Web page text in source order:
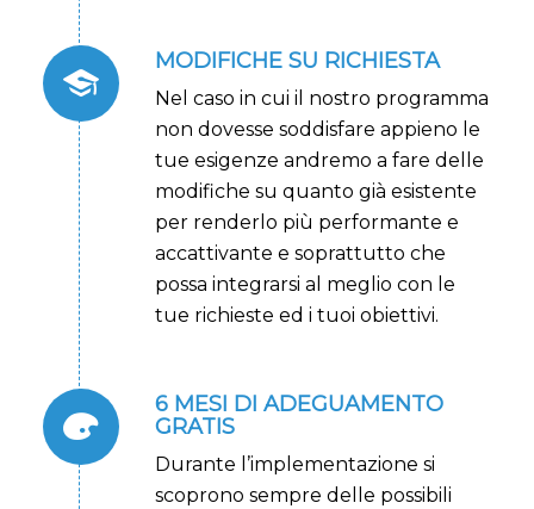
MODIFICHE SU RICHIESTA
Nel caso in cui il nostro programma
non dovesse soddisfare appieno le
tue esigenze andremo a fare delle
modifiche su quanto già esistente
per renderlo più performante e
accattivante e soprattutto che
possa integrarsi al meglio con le
tue richieste ed i tuoi obiettivi.
6 MESI DI ADEGUAMENTO
GRATIS
Durante l’implementazione si
scoprono sempre delle possibili